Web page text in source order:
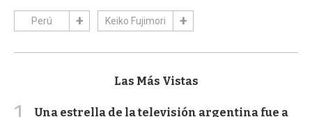
Perú Keiko Fujimori
Las Más Vistas
Una estrella de la televisión argentina fue a